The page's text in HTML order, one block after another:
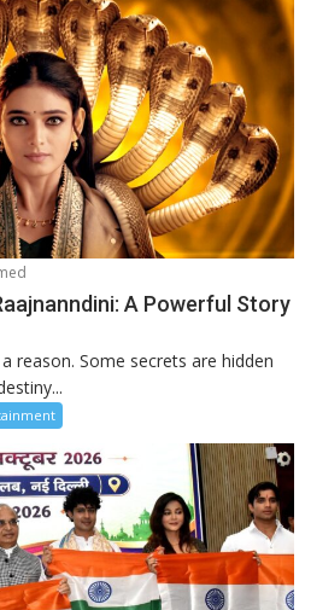
A Powerful Story
reason. Some secrets are hidden